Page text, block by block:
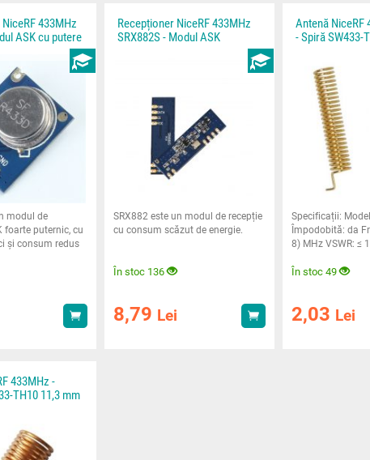
433MHz
ASK cu putere
modul de
foarte puternic, cu
și consum redus
Achiziționează
Recepționer NiceRF 433MHz
SRX882S - Modul ASK
SRX882 este un modul de recepție
cu consum scăzut de energie.
În stoc 136
8,79 Lei Achiziționează
Antenă NiceRF
- Spiră SW433-
Specificații:
Împodobită: da
8) MHz VSWR: ≤
În stoc 49
2,03 Lei
433MHz -
TH10 11,3 mm